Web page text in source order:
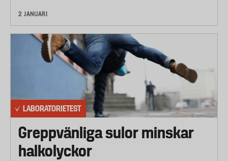
2 JANUARI
LABORATORIETEST
Greppvänliga sulor minskar
halkolyckor